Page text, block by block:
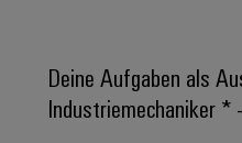
Sicherheit
für
moderne
Smart
Cabinet
Verteilerboxen
Weidmüller
Configurator
Kundenservice
|
Kundenmagazin
Für
Schülerinnen
Deine Aufgaben als
Industriemechaniker